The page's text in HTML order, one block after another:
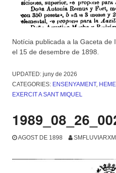
Notícia publicada a la Gaceta de
el 15 de desembre de 1898.
UPDATED: juny de 2026
CATEGORIES: ENSENYAMENT,
EXERCIT A SANT MIQUEL
AGOST DE 1898 SMFLUVIARXM